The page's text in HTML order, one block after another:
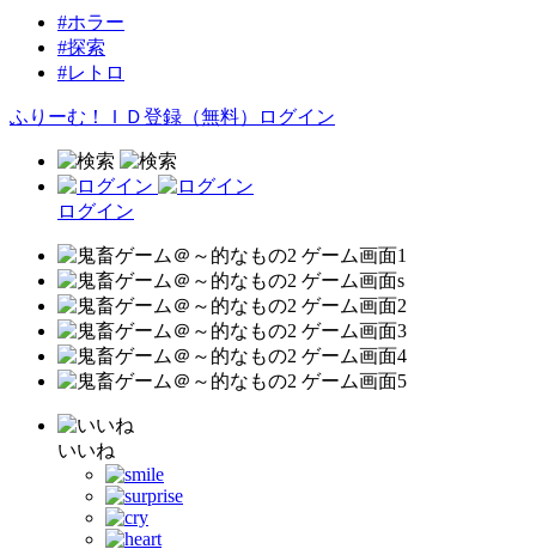
#ホラー
#探索
#レトロ
ふりーむ！ＩＤ登録（無料） ログイン
ログイン
いいね